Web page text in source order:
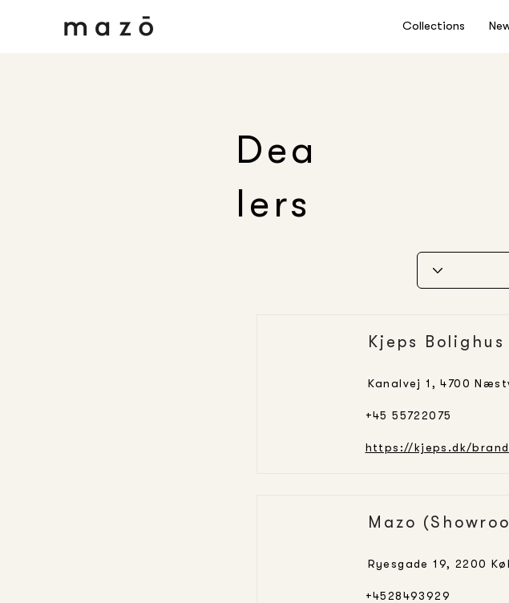
Collections
Dea
lers
Kjeps Bolighus
Kanalvej 1, 4700
+45 55722075
https://kjeps.dk/
Mazo
Ryesgade 19, 2200
+4528493929